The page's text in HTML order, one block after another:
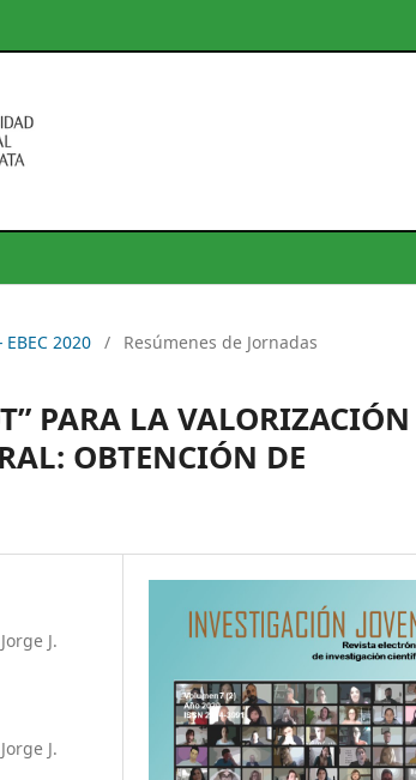
2020 / Resúmenes de Jornadas
PARA LA VALORIZACIÓN
OBTENCIÓN DE
J.
J.